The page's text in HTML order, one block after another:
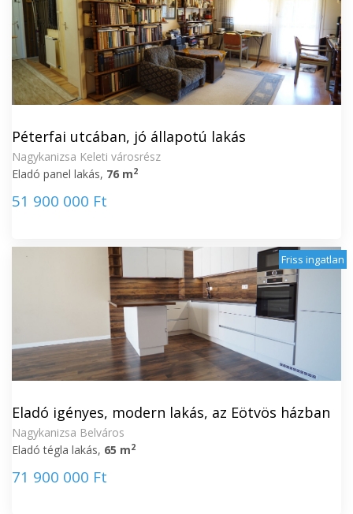
Péterfai utcában, jó állapotú lakás
Nagykanizsa Keleti városrész
Eladó panel lakás, 76 m2
51 900 000 Ft
Friss ingatlan
Eladó igényes, modern lakás, az Eötvös házban
Nagykanizsa Belváros
Eladó tégla lakás, 65 m2
71 900 000 Ft